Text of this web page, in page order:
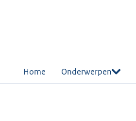
Home Onderwerpen